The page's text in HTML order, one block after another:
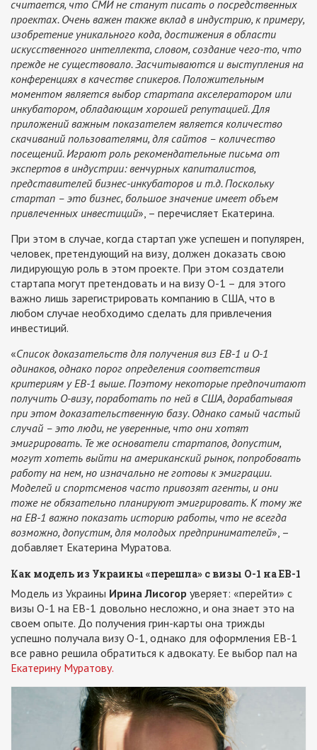
считается, что СМИ не станут писать о посредственных
проектах. Очень важен также вклад в индустрию, к примеру,
изобретение уникального кода, достижения в области
искусственного интеллекта, словом, создание чего-то, что
прежде не существовало. Засчитываются и выступления на
конференциях в качестве спикеров. Положительным
моментом является выбор стартапа акселератором или
инкубатором, обладающим хорошей репутацией. Для
приложений важным показателем является количество
скачиваний пользователями, для сайтов – количество
посещений. Играют роль рекомендательные письма от
экспертов в индустрии: венчурных капиталистов,
представителей бизнес-инкубаторов и т.д. Поскольку
стартап – это бизнес, большое значение имеет объем
привлеченных инвестиций», – перечисляет Екатерина.
При этом в случае, когда стартап уже успешен и популярен,
человек, претендующий на визу, должен доказать свою
лидирующую роль в этом проекте. При этом создатели
стартапа могут претендовать и на визу О-1 – для этого
важно лишь зарегистрировать компанию в США, что в
любом случае необходимо сделать для привлечения
инвестиций.
«Список доказательств для получения виз ЕВ-1 и О-1
одинаков, однако порог определения соответствия
критериям у ЕВ-1 выше. Поэтому некоторые предпочитают
получить О-визу, поработать по ней в США, дорабатывая
при этом доказательственную базу. Однако самый частый
случай – это люди, не уверенные, что они хотят
эмигрировать. Те же основатели стартапов, допустим,
могут хотеть выйти на американский рынок, попробовать
работу на нем, но изначально не готовы к эмиграции.
Моделей и спортсменов часто привозят агенты, и они
тоже не обязательно планируют эмигрировать. К тому же
на ЕВ-1 важно показать историю работы, что не всегда
возможно, допустим, для молодых предпринимателей», –
добавляет Екатерина Муратова.
Как модель из Украины «перешла» с визы О-1 на ЕВ-1
Модель из Украины Ирина Лисогор уверяет: «перейти» с
визы О-1 на ЕВ-1 довольно несложно, и она знает это на
своем опыте. До получения грин-карты она трижды
успешно получала визу О-1, однако для оформления ЕВ-1
все равно решила обратиться к адвокату. Ее выбор пал на
Екатерину Муратову.